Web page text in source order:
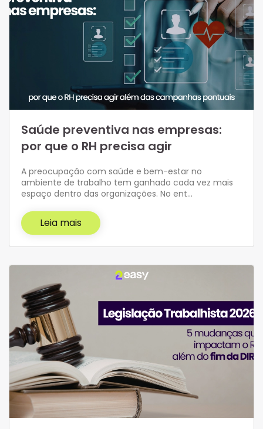
Saúde preventiva nas empresas:
por que o RH precisa agir
A preocupação com saúde e bem-estar no
ambiente de trabalho tem ganhado cada vez mais
espaço dentro das organizações. No ent…
Leia mais